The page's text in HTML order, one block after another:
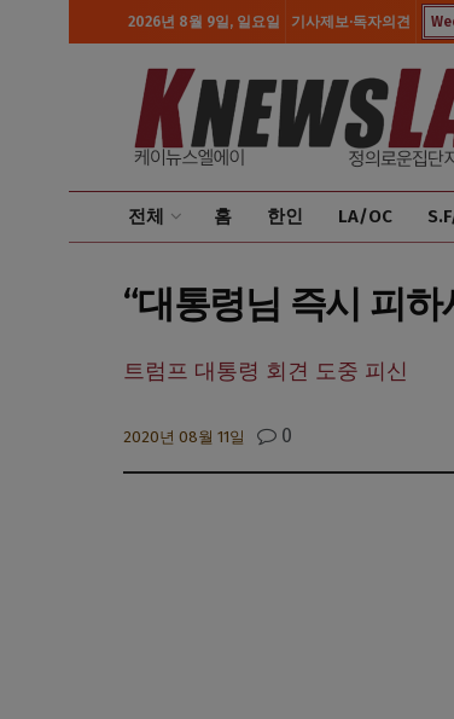
2026년 8월 9일, 일요일 기사제보·독자의견
전체 홈 한인 LA/OC
“대통령님 즉시 피
트럼프 대통령 회견 도중 피신
2020년 08월 11일 0